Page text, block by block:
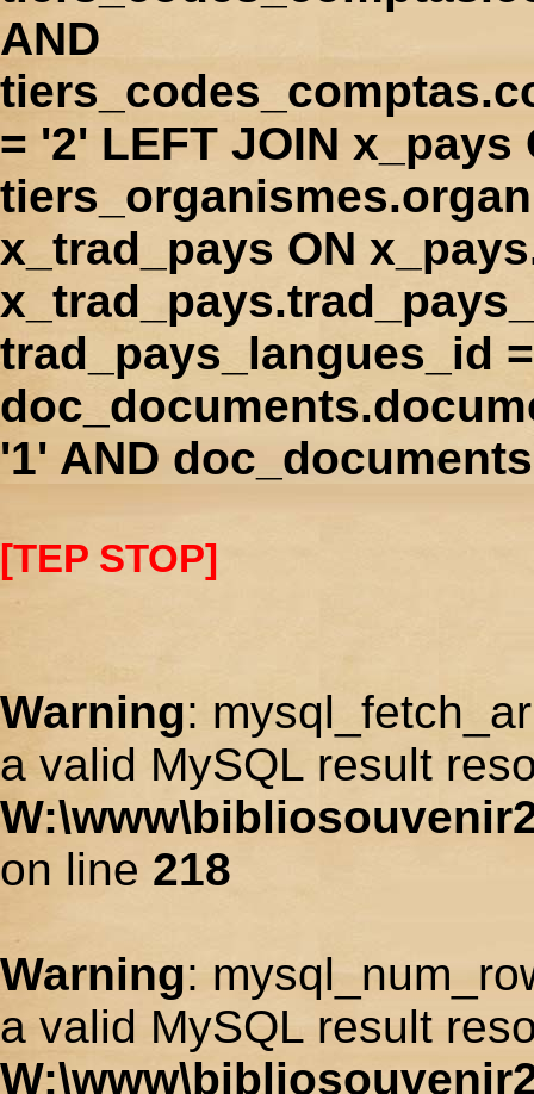
AND
= '2' LEFT JOIN
x_trad_pays ON
trad_pays_langues_id
'1' AND
[TEP STOP]
Warning:
a valid MySQL result
on line 218
Warning:
a valid MySQL result